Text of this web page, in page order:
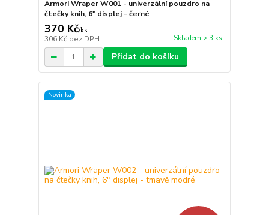
Armori Wraper W001 - univerzální pouzdro na
čtečky knih, 6" displej - černé
370 Kč/ks
306 Kč bez DPH Skladem > 3 ks
Přidat do košíku
Novinka